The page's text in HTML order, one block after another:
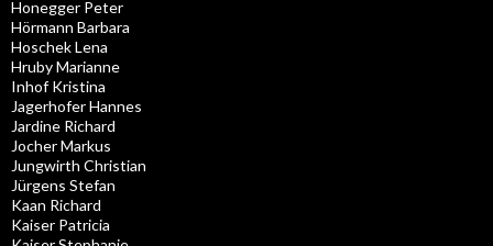
Honegger Peter
Hörmann Barbara
Hoschek Lena
Hruby Marianne
Inhof Kristina
Jagerhofer Hannes
Jardine Richard
Jocher Markus
Jungwirth Christian
Jürgens Stefan
Kaan Richard
Kaiser Patricia